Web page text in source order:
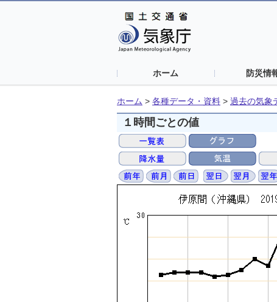
ホーム 防災情
ホーム > 各種データ・資料 > 過去の気象
１時間ごとの値